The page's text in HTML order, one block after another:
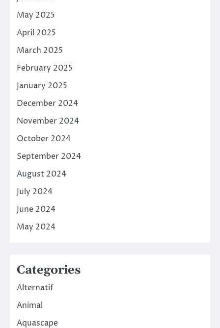
May 2025
April 2025
March 2025
February 2025
January 2025
December 2024
November 2024
October 2024
September 2024
August 2024
July 2024
June 2024
May 2024
Categories
Alternatif
Animal
Aquascape